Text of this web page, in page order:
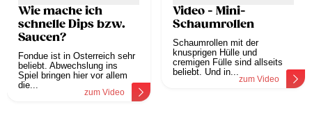
Wie mache ich
schnelle Dips bzw.
Saucen?
Fondue ist in Österreich sehr
beliebt. Abwechslung ins
Spiel bringen hier vor allem
die...
zum Video
Video - Mini-
Schaumrollen
Schaumrollen mit der
knusprigen Hülle und
cremigen Fülle sind allseits
beliebt. Und in...
zum Video